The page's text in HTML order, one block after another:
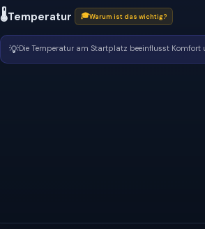
🌡Temperatur 🎓Warum ist das wichtig?
💡Die Temperatur am Startplatz beeinflusst Komfort